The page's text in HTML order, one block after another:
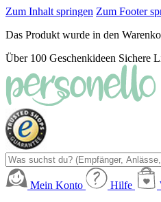
Zum Inhalt springen Zum Footer
Das Produkt wurde in den
Über 100 Geschenkideen Sichere
Mein Konto Hilfe